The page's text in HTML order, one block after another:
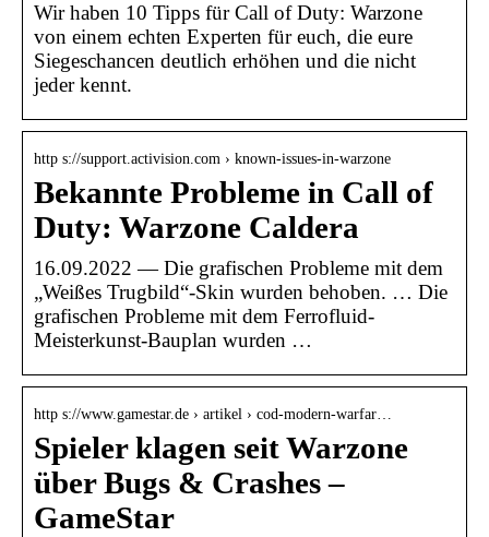
Wir haben 10 Tipps für Call of Duty: Warzone
von einem echten Experten für euch, die eure
Siegeschancen deutlich erhöhen und die nicht
jeder kennt.
http s://support.activision.com › known-issues-in-warzone
Bekannte Probleme in Call of
Duty: Warzone Caldera
16.09.2022 — Die grafischen Probleme mit dem
„Weißes Trugbild“-Skin wurden behoben. … Die
grafischen Probleme mit dem Ferrofluid-
Meisterkunst-Bauplan wurden …
http s://www.gamestar.de › artikel › cod-modern-warfar…
Spieler klagen seit Warzone
über Bugs & Crashes –
GameStar